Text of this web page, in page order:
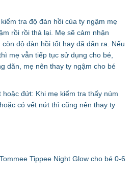
tra độ đàn hồi của ty ngậm mẹ
rồi rồi thả lại. Mẹ sẽ cảm nhận
độ đàn hồi tốt hay đã dãn ra. Nếu
mẹ vẫn tiếp tục sử dụng cho bé,
dãn, mẹ nên thay ty ngậm cho bé
đứt: Khi mẹ kiểm tra thấy núm
có vết nứt thì cũng nên thay ty
Tippee Night Glow cho bé 0-6